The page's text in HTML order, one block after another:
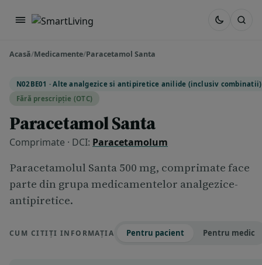
Acasă/Medicamente/Paracetamol Santa
N02BE01 · Alte analgezice si antipiretice anilide (inclusiv combinatii)
Fără prescripție (OTC)
Paracetamol Santa
Comprimate · DCI: Paracetamolum
Paracetamolul Santa 500 mg, comprimate face
parte din grupa medicamentelor analgezice-
antipiretice.
CUM CITIȚI INFORMAȚIA Pentru pacient Pentru medic